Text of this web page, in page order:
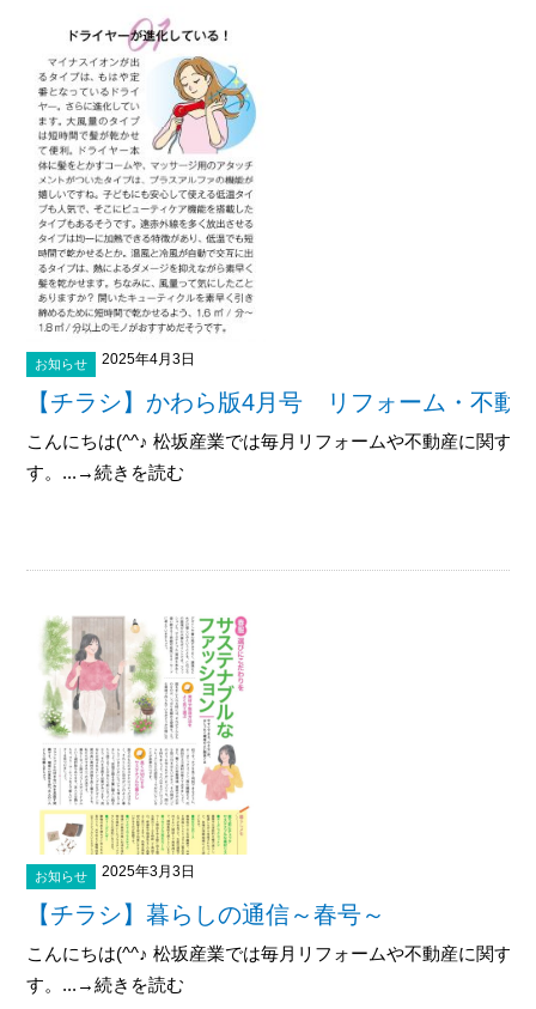
お知らせ 2025年4月3日
【チラシ】かわら版4月号 リフォーム・不動
こんにちは(^^♪ 松坂産業では毎月リフォームや不動産に関す
す。...→続きを読む
お知らせ 2025年3月3日
【チラシ】暮らしの通信～春号～
こんにちは(^^♪ 松坂産業では毎月リフォームや不動産に関す
す。...→続きを読む